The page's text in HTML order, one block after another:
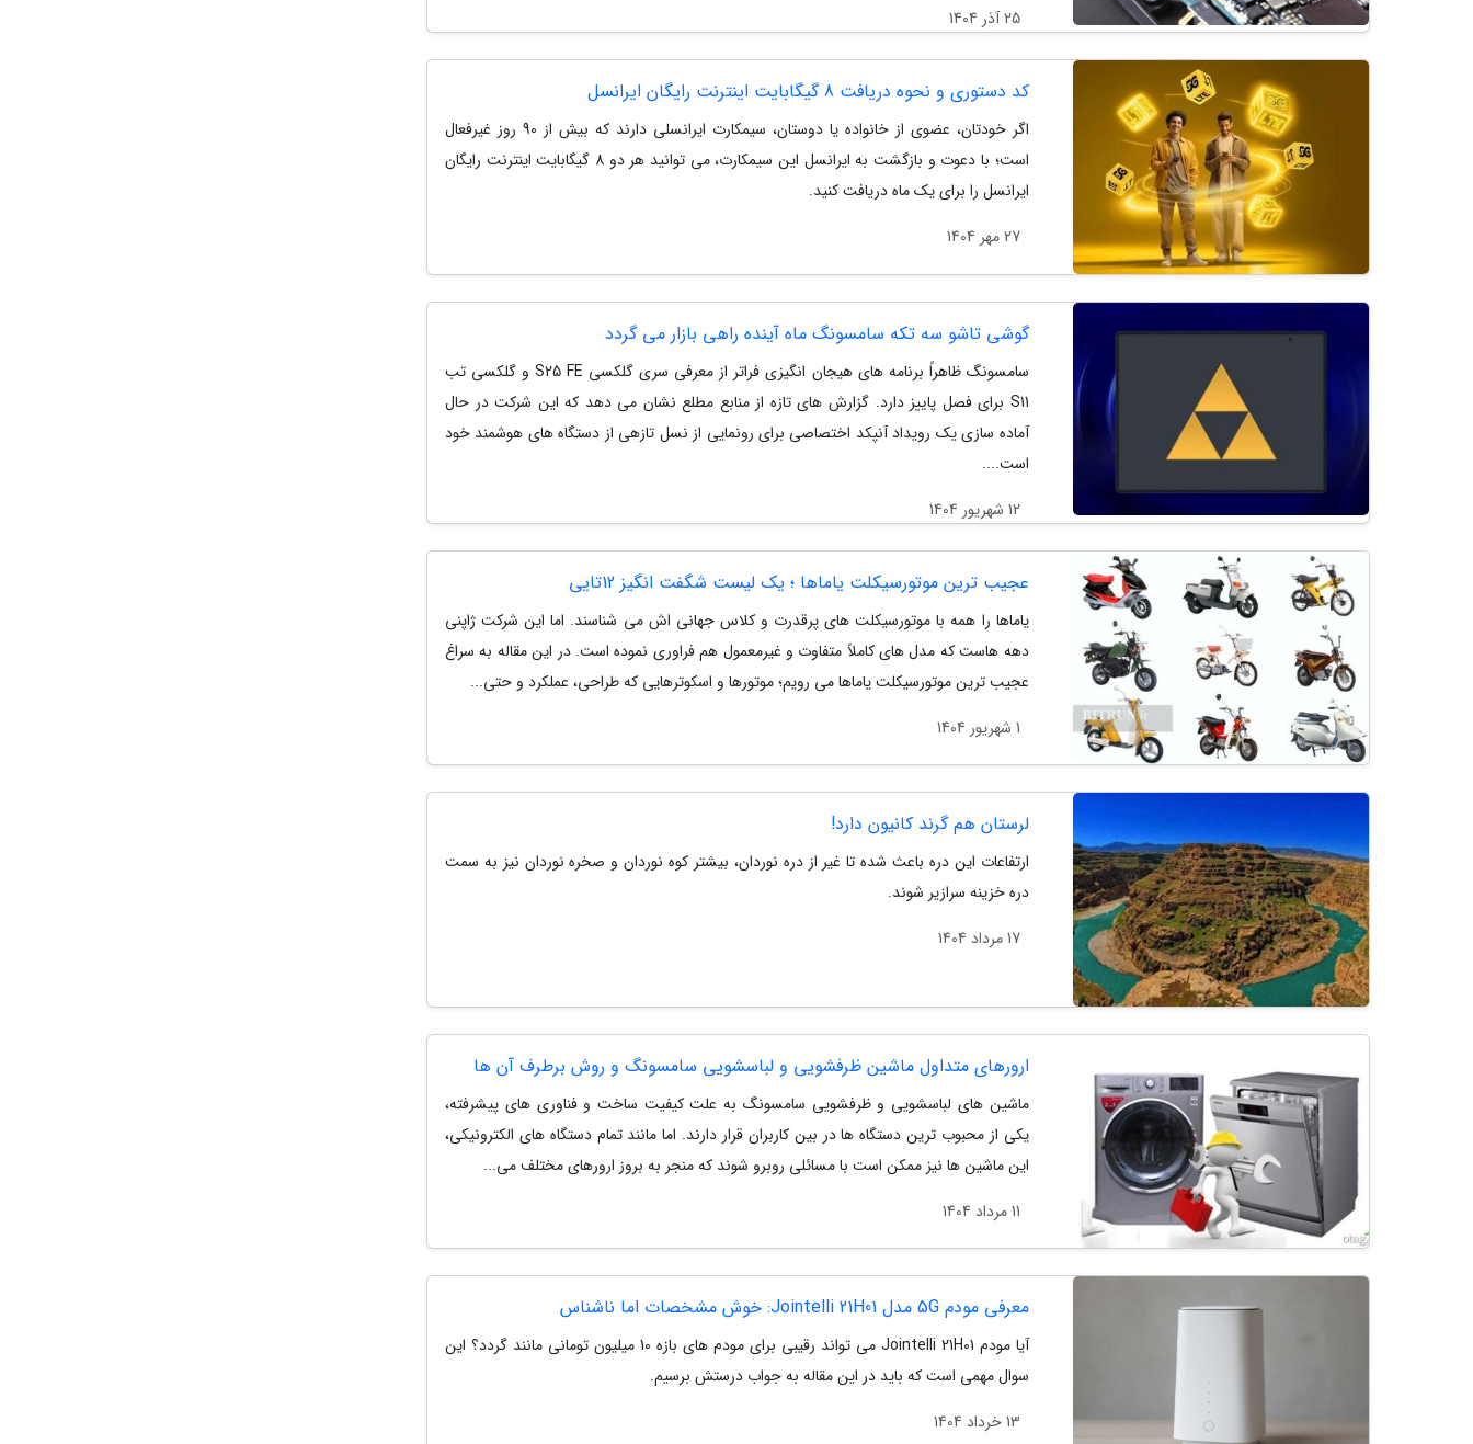
25 آذر 1404
کد دستوری و نحوه دریافت 8 گیگابایت اینترنت رایگان ایرانسل
اگر خودتان، عضوی از خانواده یا دوستان، سیمکارت ایرانسلی دارند که بیش از 90 روز غیرفعال
است؛ با دعوت و بازگشت به ایرانسل این سیمکارت، می توانید هر دو 8 گیگابایت اینترنت رایگان
ایرانسل را برای یک ماه دریافت کنید.
27 مهر 1404
گوشی تاشو سه تکه سامسونگ ماه آینده راهی بازار می گردد
سامسونگ ظاهراً برنامه های هیجان انگیزی فراتر از معرفی سری گلکسی S25 FE و گلکسی تب
S11 برای فصل پاییز دارد. گزارش های تازه از منابع مطلع نشان می دهد که این شرکت در حال
آماده سازی یک رویداد آنپکد اختصاصی برای رونمایی از نسل تازهی از دستگاه های هوشمند خود
است....
12 شهریور 1404
عجیب ترین موتورسیکلت یاماها ؛ یک لیست شگفت انگیز 12تایی
یاماها را همه با موتورسیکلت های پرقدرت و کلاس جهانی اش می شناسند. اما این شرکت ژاپنی
دهه هاست که مدل های کاملاً متفاوت و غیرمعمول هم فراوری نموده است. در این مقاله به سراغ
عجیب ترین موتورسیکلت یاماها می رویم؛ موتورها و اسکوترهایی که طراحی، عملکرد و حتی...
1 شهریور 1404
لرستان هم گرند کانیون دارد!
ارتفاعات این دره باعث شده تا غیر از دره نوردان، بیشتر کوه نوردان و صخره نوردان نیز به سمت
دره خزینه سرازیر شوند.
17 مرداد 1404
ارورهای متداول ماشین ظرفشویی و لباسشویی سامسونگ و روش برطرف آن ها
ماشین های لباسشویی و ظرفشویی سامسونگ به علت کیفیت ساخت و فناوری های پیشرفته،
یکی از محبوب ترین دستگاه ها در بین کاربران قرار دارند. اما مانند تمام دستگاه های الکترونیکی،
این ماشین ها نیز ممکن است با مسائلی روبرو شوند که منجر به بروز ارورهای مختلف می...
11 مرداد 1404
معرفی مودم 5G مدل Jointelli 21H01: خوش مشخصات اما ناشناس
آیا مودم Jointelli 21H01 می تواند رقیبی برای مودم های بازه 10 میلیون تومانی مانند گردد؟ این
سوال مهمی است که باید در این مقاله به جواب درستش برسیم.
13 خرداد 1404